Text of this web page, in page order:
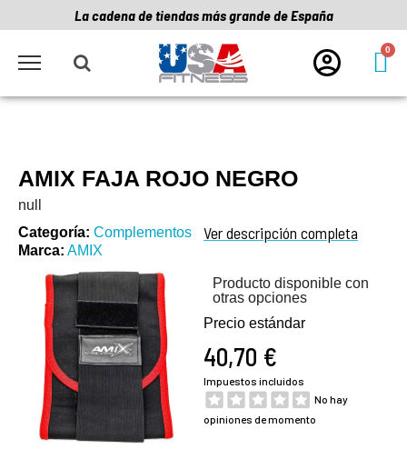
La cadena de tiendas más grande de España
AMIX FAJA ROJO NEGRO
null
Categoría Complementos
Marca AMIX
Ver descripción completa
Producto disponible con
otras opciones
Precio estándar
40,70 €
Impuestos incluidos
No hay
opiniones de momento